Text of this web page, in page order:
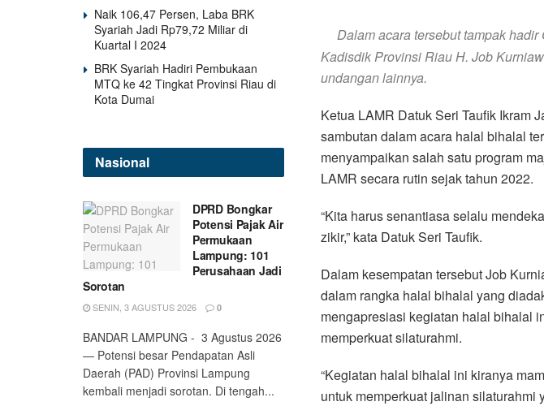
Dalam acara tersebut tampak
Kadisdik Provinsi Riau H. Job
undangan lainnya.
Ketua LAMR Datuk Seri Taufik Ikram
sambutan dalam acara halal bihalal
menyampaikan salah satu program
LAMR secara rutin sejak tahun 2022.
“Kita harus senantiasa selalu
zikir,” kata Datuk Seri Taufik.
Dalam kesempatan tersebut Job
dalam rangka halal bihalal yang
mengapresiasi kegiatan halal bihalal
memperkuat silaturahmi.
“Kegiatan halal bihalal ini kiranya
untuk memperkuat jalinan silaturahmi
Naik 106,47 Persen, Laba BRK
Syariah Jadi Rp79,72 Miliar di
Kuartal I 2024
BRK Syariah Hadiri Pembukaan
MTQ ke 42 Tingkat Provinsi Riau di
Kota Dumai
Nasional
DPRD Bongkar
Potensi Pajak Air
Permukaan
Lampung: 101
Perusahaan Jadi
Sorotan
SENIN, 3 AGUSTUS 2026 0
BANDAR LAMPUNG - 3 Agustus 2026
— Potensi besar Pendapatan Asli
Daerah (PAD) Provinsi Lampung
kembali menjadi sorotan. Di tengah...